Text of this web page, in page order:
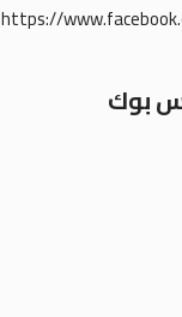
https://
بوك